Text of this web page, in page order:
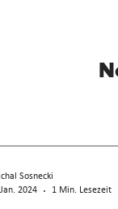
Sosnecki
2024
1 Min. Lesezeit